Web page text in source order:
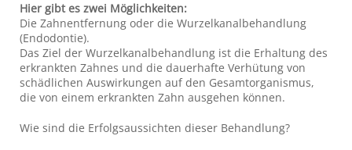
Hier gibt es zwei Möglichkeiten:
Die Zahnentfernung oder die Wurzelkanalbehandlung
(Endodontie).
Das Ziel der Wurzelkanalbehandlung ist die Erhaltung des
erkrankten Zahnes und die dauerhafte Verhütung von
schädlichen Auswirkungen auf den Gesamtorganismus,
die von einem erkrankten Zahn ausgehen können.
Wie sind die Erfolgsaussichten dieser Behandlung?